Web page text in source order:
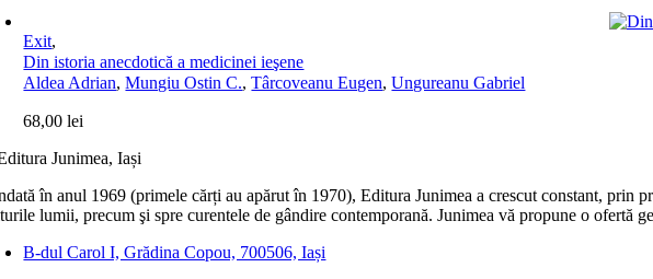
Exit,
Din istoria anecdotică a medicinei ieşene
Aldea Adrian,Mungiu Ostin C.,Târcoveanu Eugen,Ungureanu Gabriel
68,00lei
în anul 1969 (primele cărți au apărut în 1970), Editura Junimea a crescut constant, prin
lumii, precum şi spre curentele de gândire contemporană. Junimea vă propune o ofertă
B-dul Carol I, Grădina Copou, 700506, Iași